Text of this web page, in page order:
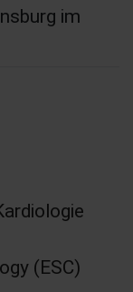
im
(ESC)